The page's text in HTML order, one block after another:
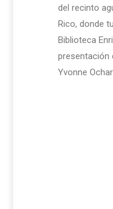
del recinto
Rico, donde
Biblioteca
presentación
Yvonne